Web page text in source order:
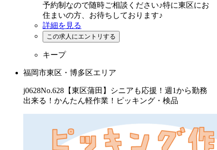
予約制なので随時ご相談ください♪特に東区にお
住まいの方、お待ちしております♪
詳細を見る
キープ
福岡市東区・博多区エリア
j0628No.628【東区蒲田】シニアも応援！週1から勤務
出来る！かんたん軽作業！ピッキング・検品